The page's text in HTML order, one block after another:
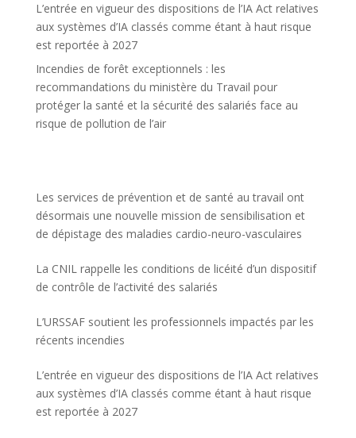
L’entrée en vigueur des dispositions de l’IA Act relatives
aux systèmes d’IA classés comme étant à haut risque
est reportée à 2027
Incendies de forêt exceptionnels : les
recommandations du ministère du Travail pour
protéger la santé et la sécurité des salariés face au
risque de pollution de l’air
Les services de prévention et de santé au travail ont
désormais une nouvelle mission de sensibilisation et
de dépistage des maladies cardio-neuro-vasculaires
La CNIL rappelle les conditions de licéité d’un dispositif
de contrôle de l’activité des salariés
L’URSSAF soutient les professionnels impactés par les
récents incendies
L’entrée en vigueur des dispositions de l’IA Act relatives
aux systèmes d’IA classés comme étant à haut risque
est reportée à 2027